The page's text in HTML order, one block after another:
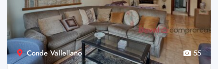
Conde Vallellano 55